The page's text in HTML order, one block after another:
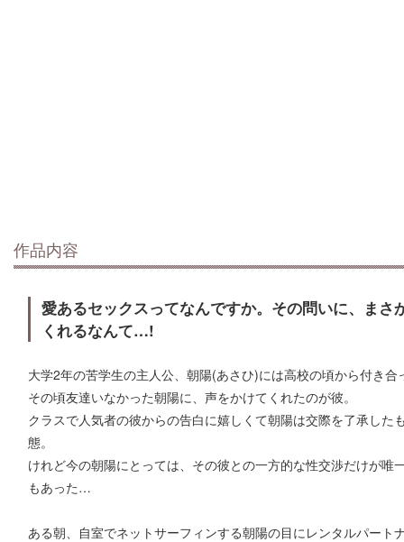
作品内容
愛あるセックスってなんですか。その問いに、ま
くれるなんて…!
大学2年の苦学生の主人公、朝陽(あさひ)には高校の頃から付き合
その頃友達いなかった朝陽に、声をかけてくれたのが彼。
クラスで人気者の彼からの告白に嬉しくて朝陽は交際を了承し
態。
けれど今の朝陽にとっては、その彼との一方的な性交渉だけが
もあった…
ある朝、自室でネットサーフィンする朝陽の目にレンタルパート